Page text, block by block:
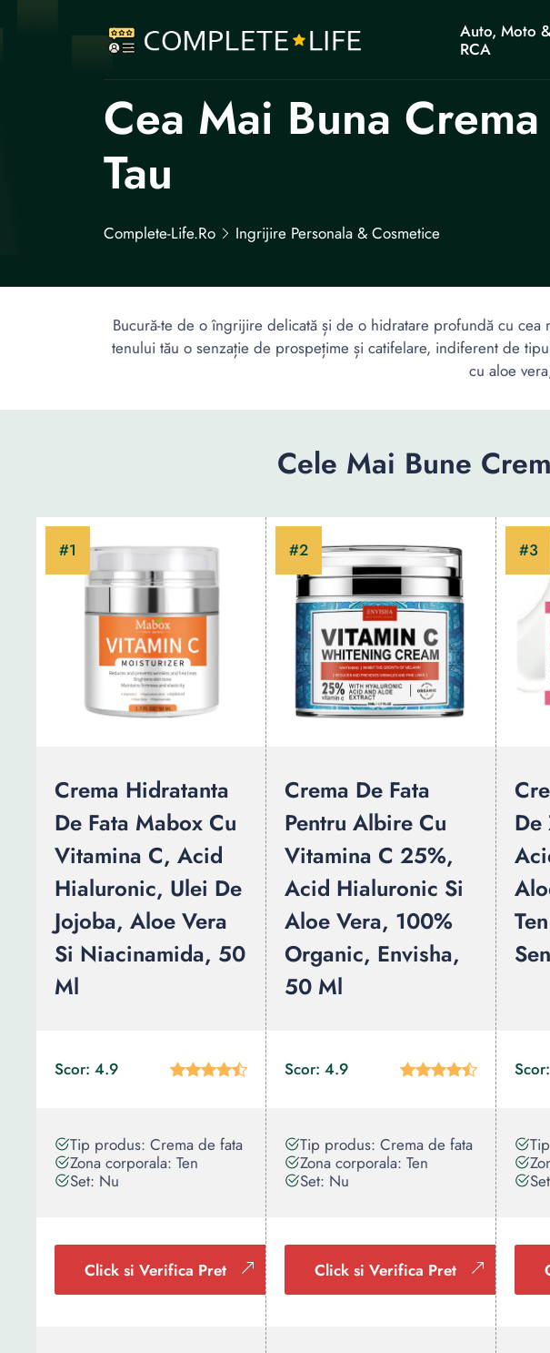
Auto, Moto
RCA
Cea Mai Buna
Tau
Complete-Life.ro Ingrijire Personala & Cosmetice
Bucură-te de o îngrijire delicată și de o hidratare profundă cu
tenului tău o senzație de prospețime și catifelare, indiferent de
cu aloe
Cele Mai Bune
Crema Hidratanta
De Fata Mabox Cu
Vitamina C, Acid
Hialuronic, Ulei De
Jojoba, Aloe Vera
Si Niacinamida, 50
Ml
Scor: 4.9
Tip produs: Crema de fata
Zona corporala: Ten
Set: Nu
Click si Verifica Pret
Crema De Fata
Pentru Albire Cu
Vitamina C 25%,
Acid Hialuronic Si
Aloe Vera, 100%
Organic, Envisha,
50 Ml
Scor: 4.9
Tip produs: Crema de fata
Zona corporala: Ten
Set: Nu
Click si Verifica Pret
De